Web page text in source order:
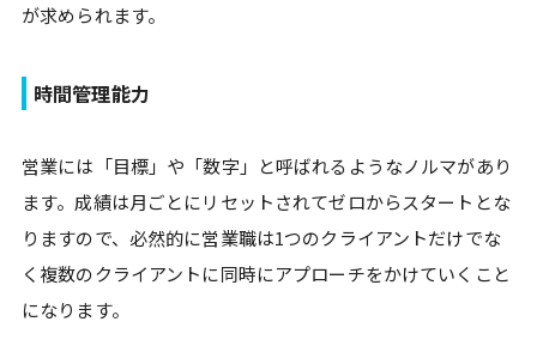
が求められます。
時間管理能力
営業には「目標」や「数字」と呼ばれるようなノルマがあり
ます。成績は月ごとにリセットされてゼロからスタートとな
りますので、必然的に営業職は1つのクライアントだけでな
く複数のクライアントに同時にアプローチをかけていくこと
になります。